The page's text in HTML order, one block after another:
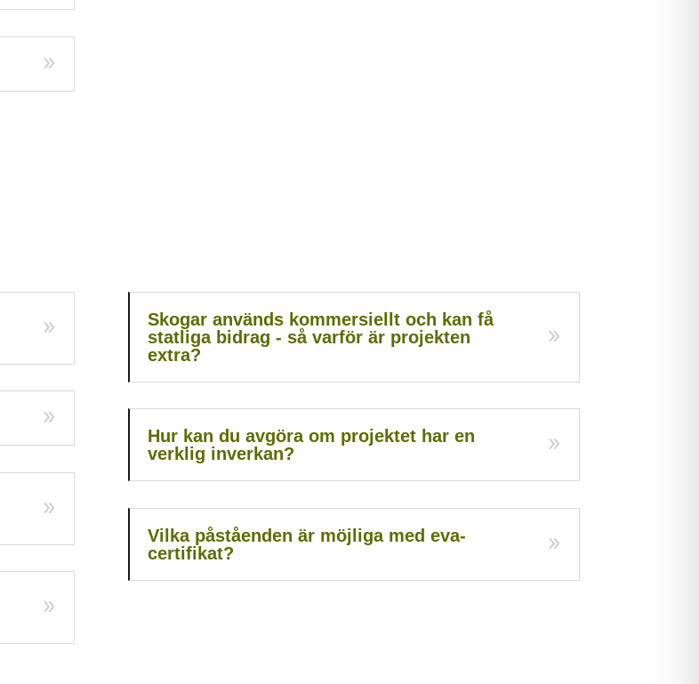
Skogar används kommersiellt och kan få
statliga bidrag - så varför är projekten
extra?
Hur kan du avgöra om projektet har en
verklig inverkan?
Vilka påståenden är möjliga med eva-
certifikat?